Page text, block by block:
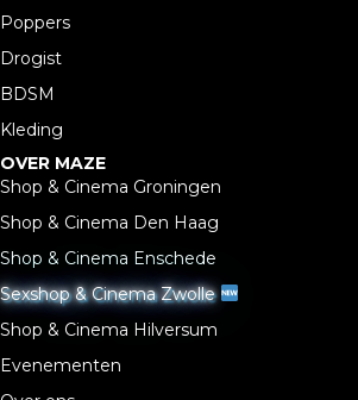
Poppers
Drogist
BDSM
Kleding
OVER MAZE
Shop & Cinema Groningen
Shop & Cinema Den Haag
Shop & Cinema Enschede
Sexshop & Cinema Zwolle
Shop & Cinema Hilversum
Evenementen